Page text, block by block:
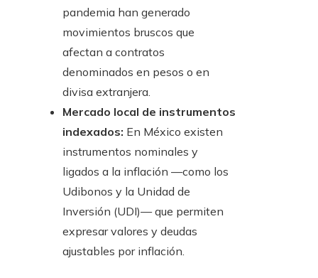
pandemia han generado
movimientos bruscos que
afectan a contratos
denominados en pesos o en
divisa extranjera.
Mercado local de instrumentos
indexados: En México existen
instrumentos nominales y
ligados a la inflación —como los
Udibonos y la Unidad de
Inversión (UDI)— que permiten
expresar valores y deudas
ajustables por inflación.